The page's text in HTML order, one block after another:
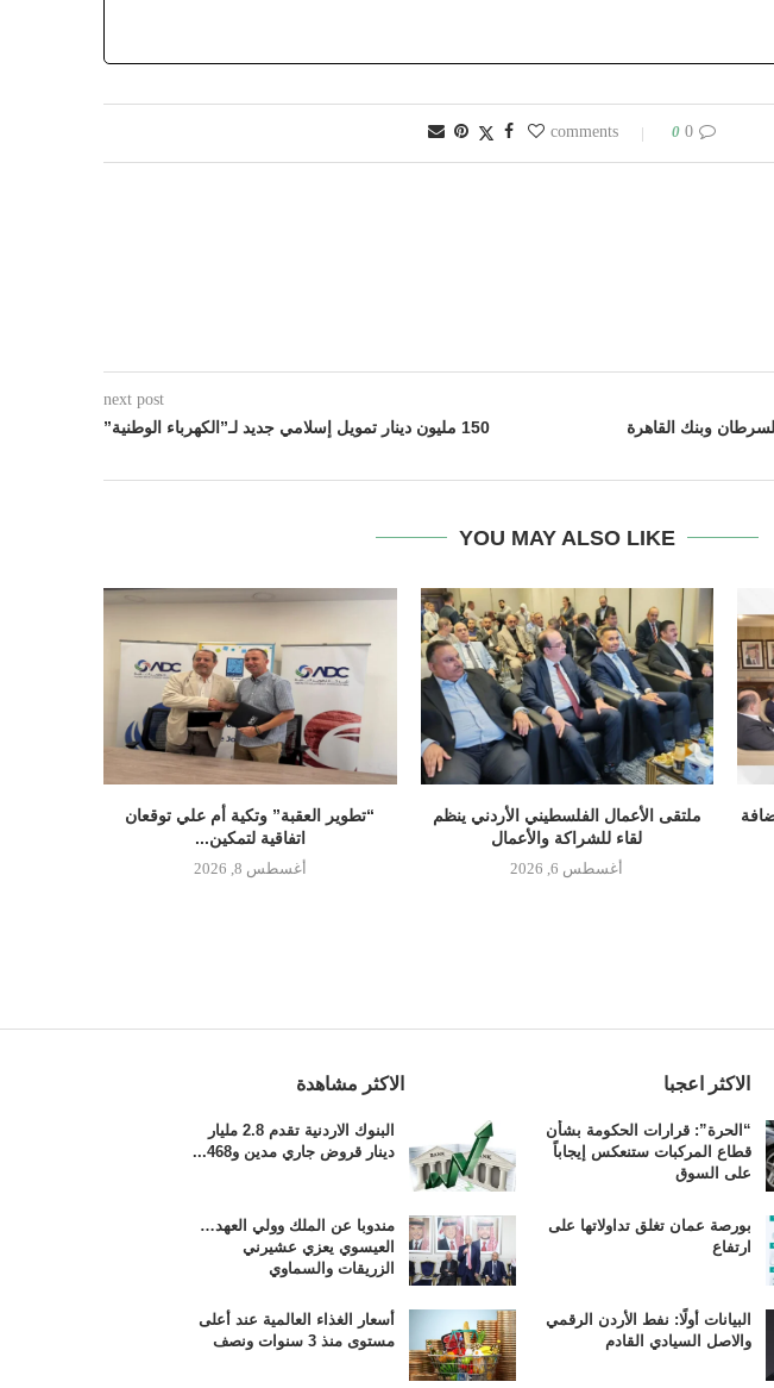
0 comments
0
وبنك القاهرة
next post
150 مليون دينار تمويل إسلامي جديد لـ”الكهرباء الوطنية”
YOU MAY ALSO LIKE
“تطوير العقبة” وتكية أم علي توقعان
اتفاقية لتمكين...
أغسطس 8, 2026
ملتقى الأعمال الفلسطيني الأردني ينظم
لقاء للشراكة والأعمال
أغسطس 6, 2026
الاكثر اعجبا
“الحرة”: قرارات الحكومة بشأن
قطاع المركبات ستنعكس إيجاباً
على السوق
بورصة عمان تغلق تداولاتها على
ارتفاع
البيانات أولًا: نفط الأردن الرقمي
والاصل السيادي القادم
الاكثر مشاهدة
البنوك الاردنية تقدم 2.8 مليار
دينار قروض جاري مدين و468...
مندوبا عن الملك وولي العهد…
العيسوي يعزي عشيرني
الزريقات والسماوي
أسعار الغذاء العالمية عند أعلى
مستوى منذ 3 سنوات ونصف